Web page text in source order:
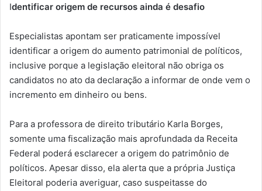
Identificar origem de recursos ainda é desafio
Especialistas apontam ser praticamente impossível
identificar a origem do aumento patrimonial de políticos,
inclusive porque a legislação eleitoral não obriga os
candidatos no ato da declaração a informar de onde vem o
incremento em dinheiro ou bens.
Para a professora de direito tributário Karla Borges,
somente uma fiscalização mais aprofundada da Receita
Federal poderá esclarecer a origem do patrimônio de
políticos. Apesar disso, ela alerta que a própria Justiça
Eleitoral poderia averiguar, caso suspeitasse do